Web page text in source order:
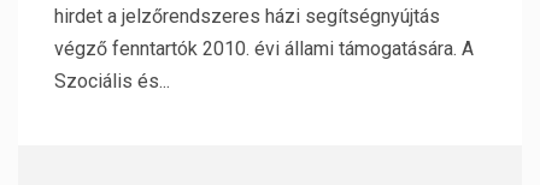
hirdet a jelzőrendszeres házi segítségnyújtás
végző fenntartók 2010. évi állami támogatására. A
Szociális és...